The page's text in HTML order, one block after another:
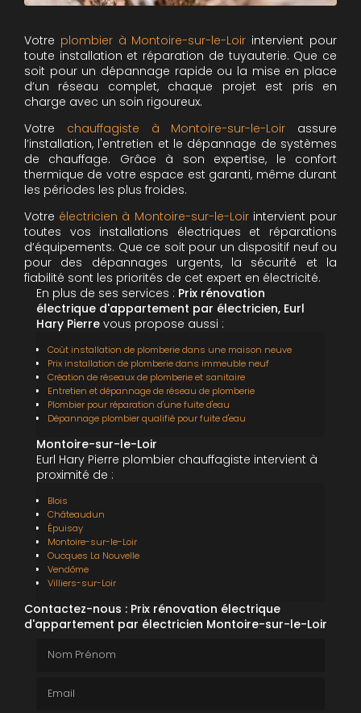
Votre plombier à Montoire-sur-le-Loir intervient pour
toute installation et réparation de tuyauterie. Que ce
soit pour un dépannage rapide ou la mise en place
d’un réseau complet, chaque projet est pris en
charge avec un soin rigoureux.
Votre chauffagiste à Montoire-sur-le-Loir assure
l’installation, l'entretien et le dépannage de systèmes
de chauffage. Grâce à son expertise, le confort
thermique de votre espace est garanti, même durant
les périodes les plus froides.
Votre électricien à Montoire-sur-le-Loirintervient pour
toutes vos installations électriques et réparations
d’équipements. Que ce soit pour un dispositif neuf ou
pour des dépannages urgents, la sécurité et la
fiabilité sont les priorités de cet expert en électricité.
En plus de ses services : Prix rénovation
électrique d'appartement par électricien, Eurl
Hary Pierre vous propose aussi :
Coût installation de plomberie dans une maison neuve
Prix installation de plomberie dans immeuble neuf
Création de réseaux de plomberie et sanitaire
Entretien et dépannage de réseau de plomberie
Plombier pour réparation d'une fuite d'eau
Dépannage plombier qualifié pour fuite d'eau
Montoire-sur-le-Loir
Eurl Hary Pierre plombier chauffagiste intervient à
proximité de :
Blois
Châteaudun
Épuisay
Montoire-sur-le-Loir
Oucques La Nouvelle
Vendôme
Villiers-sur-Loir
Contactez-nous : Prix rénovation électrique
d'appartement par électricien Montoire-sur-le-Loir